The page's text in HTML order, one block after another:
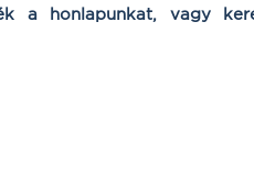
a honlapunkat, vagy